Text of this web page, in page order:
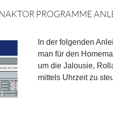
PROGRAMME
In der folgenden
man für den
um die Jalousie,
mittels Uhrzeit zu